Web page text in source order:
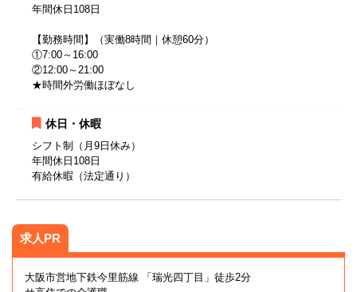
年間休日108日
【勤務時間】（実働8時間｜休憩60分）
①7:00～16:00
②12:00～21:00
★時間外労働ほぼなし
休日・休暇
シフト制（月9日休み）
年間休日108日
有給休暇（法定通り）
求人PR
大阪市営地下鉄今里筋線 「瑞光四丁目」徒歩2分